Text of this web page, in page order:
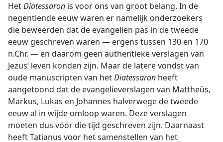
HetDiatessaron is voor ons van groot belang. In de
negentiende eeuw waren er namelijk onderzoekers
die beweerden dat de evangeliën pas in de tweede
eeuw geschreven waren — ergens tussen 130 en 170
n.Chr. — en daarom geen authentieke verslagen van
Jezus’ leven konden zijn. Maar de latere vondst van
oude manuscripten van hetDiatessaron heeft
aangetoond dat de evangelieverslagen van Mattheüs,
Markus, Lukas en Johannes halverwege de tweede
eeuw al in wijde omloop waren. Deze verslagen
moeten dus vóór die tijd geschreven zijn. Daarnaast
heeft Tatianus voor het samenstellen van het